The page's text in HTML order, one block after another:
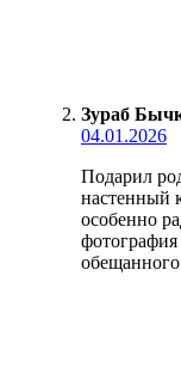
Зураб
04.01.2026
Подарил
настенный
особенно
обещанного